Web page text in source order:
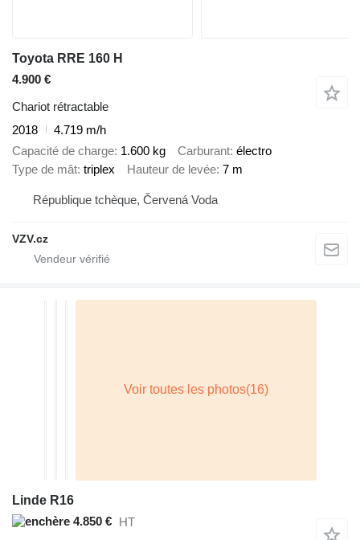
Toyota RRE 160 H
4.900 €
Chariot rétractable
2018
4.719 m/h
Capacité de charge 1.600 kg Carburant électro
Type de mât triplex Hauteur de levée 7 m
République tchèque, Červená Voda
VZV.cz
Linde R16
4.850 € HT